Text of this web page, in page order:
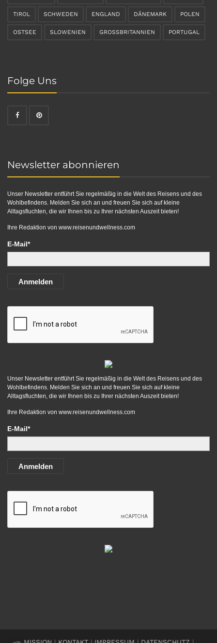
TIROL SCHWEDEN ENGLAND DÄNEMARK POLEN
OSTSEE SLOWENIEN GROSSBRITANNIEN PORTUGAL
Folge Uns
Newsletter abonnieren
Unser Newsletter entführt Sie regelmäßig in die Welt des Reisens und des
Wohlbefindens. Melden Sie sich an und freuen Sie sich auf kleine
Alltagsfluchten, die wir Ihnen bis zu Ihrer nächsten Auszeit bieten!
Ihre Redaktion von www.reisenundwellness.com
E-Mail*
Anmelden
Unser Newsletter entführt Sie regelmäßig in die Welt des Reisens und des
Wohlbefindens. Melden Sie sich an und freuen Sie sich auf kleine
Alltagsfluchten, die wir Ihnen bis zu Ihrer nächsten Auszeit bieten!
Ihre Redaktion von www.reisenundwellness.com
E-Mail*
Anmelden